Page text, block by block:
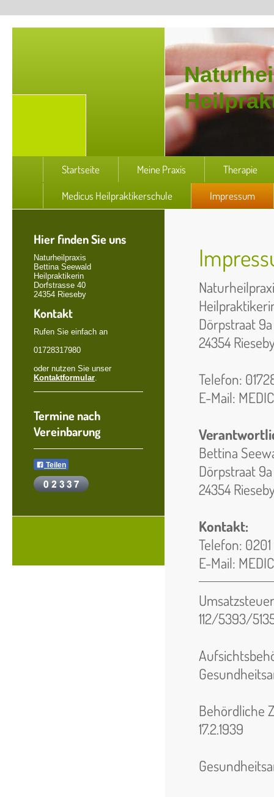
Startseite Meine Praxis Therapie
Medicus Heilpraktikerschule Impressum
Hier finden Sie uns
Naturheilpraxis
Bettina Seewald
Heilpraktikerin
Dorfstrasse 40
24354 Rieseby
Kontakt
Rufen Sie einfach an
01728317980
oder nutzen Sie unser
Kontaktformular.
Termine nach
Vereinbarung
Teilen
Dörpstraat 9a
24354
Telefon:
E-Mail:
Bettina
Dörpstraat 9a
24354
Kontakt:
Telefon: 0201
E-Mail:
112/5393/
Behördliche
17.2.1939